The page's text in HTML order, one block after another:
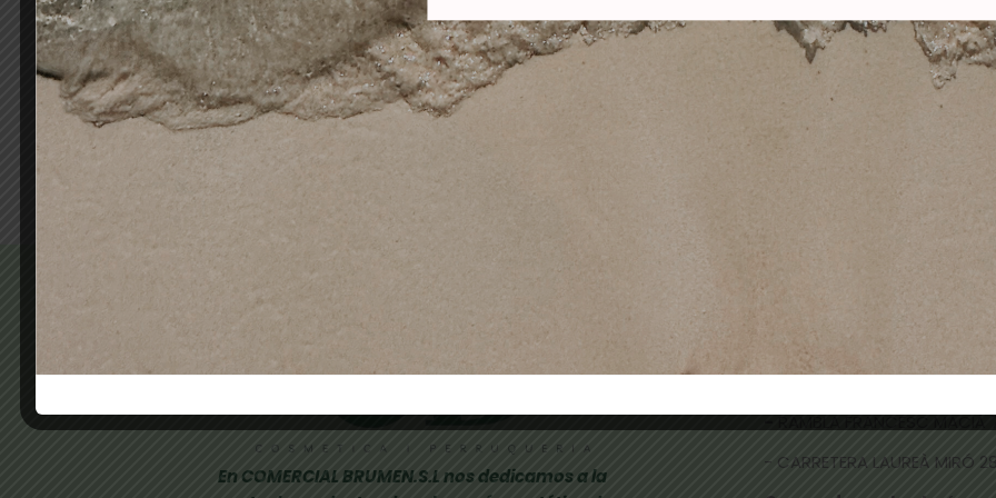
BRUMEN NAILS POLVO
ACRÍLICO EXTRA WHITE 40GR
15,00€ 11,90€
Añadir al carrito
ACRÍLICO SOFT PINK 40GR
15,00 10,90
Añadir al carrito
ACRÍLICO DARK PINK
15,00 11,90€
Añadir al carrito
En COMERCIAL BRUMEN.S.L nos dedicamos a la
TIENDAS FÍSICAS
- CALLE NICOLAU TALLÓ 70,
-RAMBLA FRANCESC
- CARRETERA LAUREÀ MIRÓ